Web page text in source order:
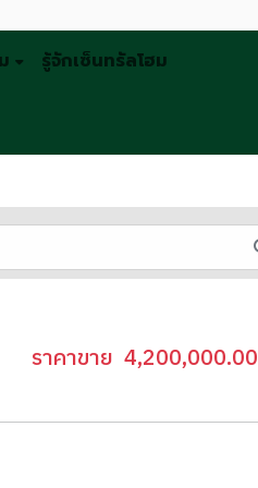
รู้จักเซ็นทรัลโฮม
ราคาขาย 4,200,000.00